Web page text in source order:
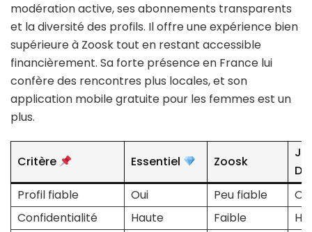
modération active, ses abonnements transparents
et la diversité des profils. Il offre une expérience bien
supérieure à Zoosk tout en restant accessible
financièrement. Sa forte présence en France lui
confère des rencontres plus locales, et son
application mobile gratuite pour les femmes est un
plus.
Critère Essentiel Zoosk
JM
Profil fiable
Oui Peu fiable
Oui
Confidentialité
Haute Faible